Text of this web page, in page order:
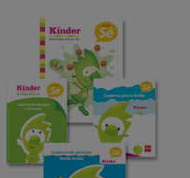
VER DETALLES